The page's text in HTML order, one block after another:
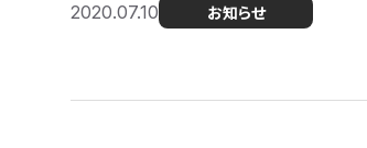
2020.07.10 お知らせ